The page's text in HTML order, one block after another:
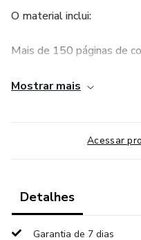
O material inclui:
Mais de 150 páginas de
progresso das crianças
Flashcards e recursos
Atividades criativas com
Mostrar mais
Acessar
Detalhes
Garantia de 7 dias